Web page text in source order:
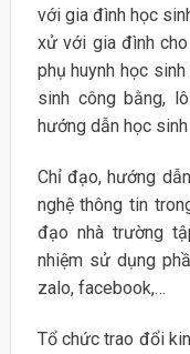
với gia đình học
xử với gia đình
phụ huynh học
sinh công bằng,
hướng dẫn học
Chỉ đạo, hướng
nghệ thông tin
đạo nhà trường
nhiệm sử dụng
zalo, facebook,…
Tổ chức trao đổi